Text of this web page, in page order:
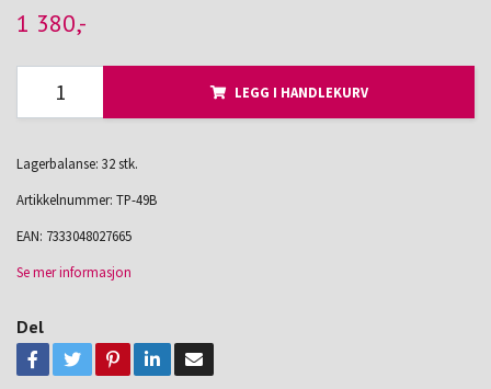
1 380,-
LEGG I HANDLEKURV
Lagerbalanse: 32 stk.
Artikkelnummer: TP-49B
EAN: 7333048027665
Se mer informasjon
Del